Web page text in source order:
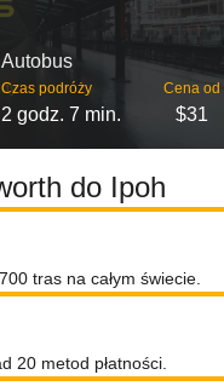
Autobus
Czas podróży
2 godz. 7 min.
Cena od
$31
do Ipoh
tras na całym świecie.
20 metod płatności.